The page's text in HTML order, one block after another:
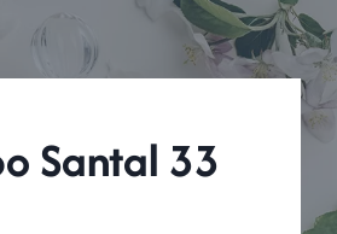
Santal 33